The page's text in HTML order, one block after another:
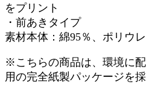
をプリント
・前あきタイプ
素材本体：綿95％、ポリウ
※こちらの商品は、環境に
用の完全紙製パッケージを